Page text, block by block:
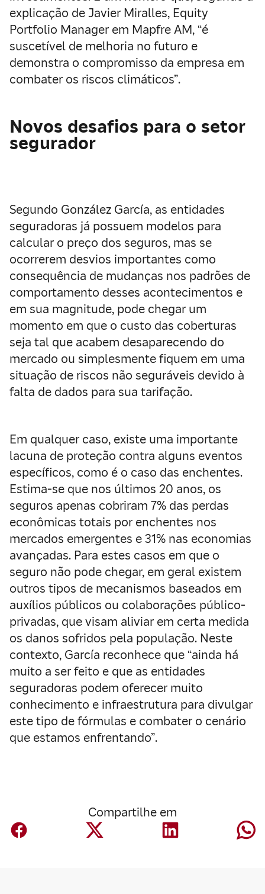
explicação de Javier Miralles, Equity
Portfolio Manager em Mapfre AM, “é
suscetível de melhoria no futuro e
demonstra o compromisso da empresa em
combater os riscos climáticos”.
Novos desafios para o setor
segurador
Segundo González García, as entidades
seguradoras já possuem modelos para
calcular o preço dos seguros, mas se
ocorrerem desvios importantes como
consequência de mudanças nos padrões de
comportamento desses acontecimentos e
em sua magnitude, pode chegar um
momento em que o custo das coberturas
seja tal que acabem desaparecendo do
mercado ou simplesmente fiquem em uma
situação de riscos não seguráveis devido à
falta de dados para sua tarifação.
Em qualquer caso, existe uma importante
lacuna de proteção contra alguns eventos
específicos, como é o caso das enchentes.
Estima-se que nos últimos 20 anos, os
seguros apenas cobriram 7% das perdas
econômicas totais por enchentes nos
mercados emergentes e 31% nas economias
avançadas. Para estes casos em que o
seguro não pode chegar, em geral existem
outros tipos de mecanismos baseados em
auxílios públicos ou colaborações público-
privadas, que visam aliviar em certa medida
os danos sofridos pela população. Neste
contexto, García reconhece que “ainda há
muito a ser feito e que as entidades
seguradoras podem oferecer muito
conhecimento e infraestrutura para divulgar
este tipo de fórmulas e combater o cenário
que estamos enfrentando”.
Compartilhe em